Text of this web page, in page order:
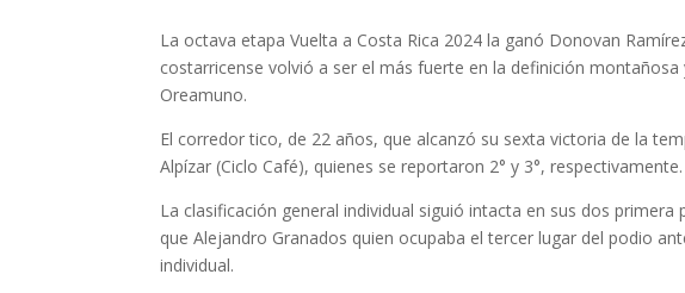
La octava etapa Vuelta a Costa Rica 2024 la ganó Donovan
costarricense volvió a ser el más fuerte en la definición
Oreamuno.
El corredor tico, de 22 años, que alcanzó su sexta victoria de la
Alpízar (Ciclo Café), quienes se reportaron 2° y 3°, respectivamente.
La clasificación general individual siguió intacta en sus dos
que Alejandro Granados quien ocupaba el tercer lugar del podio
individual.